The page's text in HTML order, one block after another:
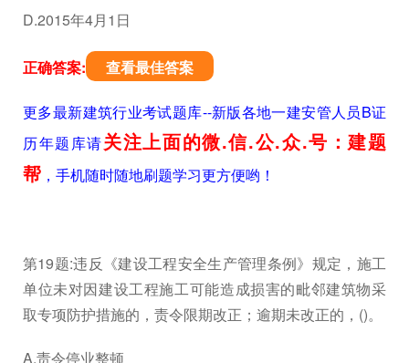
D.2015年4月1日
正确答案: 查看最佳答案
更多最新建筑行业考试题库--新版各地一建安管人员B证
历年题库请关注上面的微.信.公.众.号：建题
帮 ，手机随时随地刷题学习更方便哟！
第19题:违反《建设工程安全生产管理条例》规定，施工
单位未对因建设工程施工可能造成损害的毗邻建筑物采
取专项防护措施的，责令限期改正；逾期未改正的，()。
A.责令停业整顿